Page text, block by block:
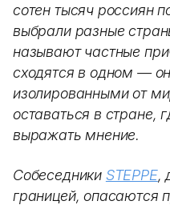
сотен тысяч россиян
выбрали разные
называют частные
сходятся в одном —
изолированными от
оставаться в стране,
выражать мнение.
Собеседники STEPPE,
границей, опасаются